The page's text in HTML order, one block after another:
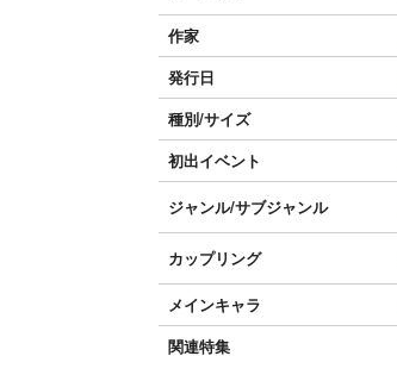
作家
発行日
種別/サイズ
初出イベント
ジャンル/サブジャンル
カップリング
メインキャラ
関連特集